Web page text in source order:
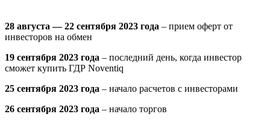
28 августа — 22 сентября 2023 года – прием оферт от
инвесторов на обмен
19 сентября 2023 года – последний день, когда инвестор
сможет купить ГДР Noventiq
25 сентября 2023 года – начало расчетов с инвесторами
26 сентября 2023 года – начало торгов